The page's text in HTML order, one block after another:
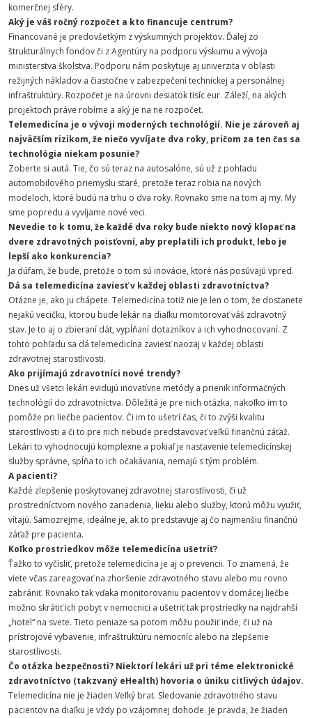
komerčnej sféry.
Aký je váš ročný rozpočet a kto financuje centrum?
Financované je predovšetkým z výskumných projektov. Ďalej zo
štrukturálnych fondov či z Agentúry na podporu výskumu a vývoja
ministerstva školstva. Podporu nám poskytuje aj univerzita v oblasti
režijných nákladov a čiastočne v zabezpečení technickej a personálnej
infraštruktúry. Rozpočet je na úrovni desiatok tisíc eur. Záleží, na akých
projektoch práve robíme a aký je na ne rozpočet.
Telemedicína je o vývoji moderných technológií. Nie je zároveň aj
najväčším rizikom, že niečo vyvíjate dva roky, pričom za ten čas sa
technológia niekam posunie?
Zoberte si autá. Tie, čo sú teraz na autosalóne, sú už z pohľadu
automobilového priemyslu staré, pretože teraz robia na nových
modeloch, ktoré budú na trhu o dva roky. Rovnako sme na tom aj my. My
sme popredu a vyvíjame nové veci.
Nevedie to k tomu, že každé dva roky bude niekto nový klopať na
dvere zdravotných poisťovní, aby preplatili ich produkt, lebo je
lepší ako konkurencia?
Ja dúfam, že bude, pretože o tom sú inovácie, ktoré nás posúvajú vpred.
Dá sa telemedicína zaviesť v každej oblasti zdravotníctva?
Otázne je, ako ju chápete. Telemedicína totiž nie je len o tom, že dostanete
nejakú vecičku, ktorou bude lekár na diaľku monitorovať váš zdravotný
stav. Je to aj o zbieraní dát, vypĺňaní dotazníkov a ich vyhodnocovaní. Z
tohto pohľadu sa dá telemedicína zaviesť naozaj v každej oblasti
zdravotnej starostlivosti.
Ako prijímajú zdravotníci nové trendy?
Dnes už všetci lekári evidujú inovatívne metódy a prienik informačných
technológií do zdravotníctva. Dôležitá je pre nich otázka, nakoľko im to
pomôže pri liečbe pacientov. Či im to ušetrí čas, či to zvýši kvalitu
starostlivosti a či to pre nich nebude predstavovať veľkú finančnú záťaž.
Lekári to vyhodnocujú komplexne a pokiaľ je nastavenie telemedicínskej
služby správne, spĺňa to ich očakávania, nemajú s tým problém.
A pacienti?
Každé zlepšenie poskytovanej zdravotnej starostlivosti, či už
prostredníctvom nového zariadenia, lieku alebo služby, ktorú môžu využiť,
vítajú. Samozrejme, ideálne je, ak to predstavuje aj čo najmenšiu finančnú
záťaž pre pacienta.
Koľko prostriedkov môže telemedicína ušetriť?
Ťažko to vyčísliť, pretože telemedicína je aj o prevencii. To znamená, že
viete včas zareagovať na zhoršenie zdravotného stavu alebo mu rovno
zabrániť. Rovnako tak vďaka monitorovaniu pacientov v domácej liečbe
možno skrátiť ich pobyt v nemocnici a ušetriť tak prostriedky na najdrahší
„hotel“ na svete. Tieto peniaze sa potom môžu použiť inde, či už na
prístrojové vybavenie, infraštruktúru nemocníc alebo na zlepšenie
starostlivosti.
Čo otázka bezpečnosti? Niektorí lekári už pri téme elektronické
zdravotníctvo (takzvaný eHealth) hovoria o úniku citlivých údajov.
Telemedicína nie je žiaden Veľký brat. Sledovanie zdravotného stavu
pacientov na diaľku je vždy po vzájomnej dohode. Je pravda, že žiaden